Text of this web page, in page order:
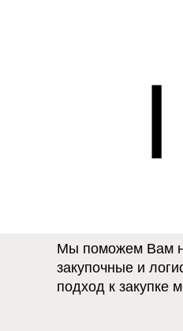
Resorts
Мы поможем Вам
закупочные и
подход к закупке